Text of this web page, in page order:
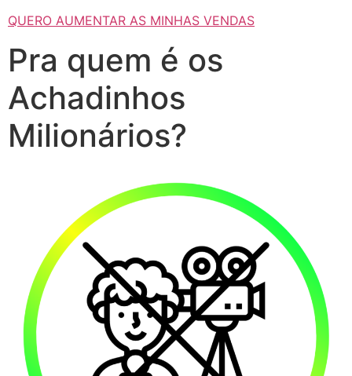
QUERO AUMENTAR AS MINHAS VENDAS
Pra quem é os
Achadinhos
Milionários?